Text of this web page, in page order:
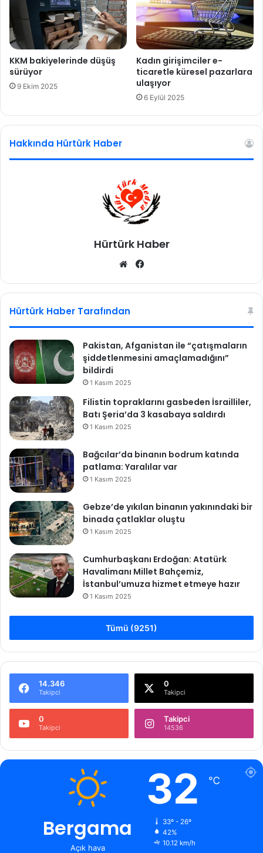
0
2
'
e
u
m
u
s
a
t
?
E
r
d
o
ğ
a
n
e
z
a
m
a
n
a
ç
ı
k
l
m
a
y
a
k
?
KKM bakiyelerinde düşüş
sürüyor
9 Ekim 2025
Kadın girişimciler e-
ticaretle küresel pazarlara
ulaşıyor
6 Eylül 2025
Hakkında Hürtürk Haber
Hürtürk Haber
We
sit bo
Hürtürk Haber Tarafından
Pakistan, Afganistan ile “çatışmaların
şiddetlenmesini amaçlamadığını”
bildirdi
1 Kasım 2025
Filistin topraklarını gasbeden İsrailliler,
Batı Şeria’da 3 kasabaya saldırdı
1 Kasım 2025
Bağcılar’da binanın bodrum katında
patlama: Yaralılar var
1 Kasım 2025
Gebze’de yıkılan binanın yakınındaki bir
binada çatlaklar oluştu
1 Kasım 2025
Cumhurbaşkanı Erdoğan: Atatürk
Havalimanı Millet Bahçemiz,
İstanbul’umuza hizmet etmeye hazır
1 Kasım 2025
Tümü (9251)
14.346
Takipci
0
Takipci
0
Takipci
Takipci
14536
Bergama
Açık hava
32 ℃
33º - 26º
42%
10.12 km/h